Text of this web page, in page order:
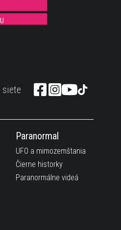
show
siete
Paranormal
UFO a mimozemštania
Čierne historky
Paranormálne videá